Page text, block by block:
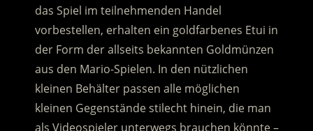
das Spiel im teilnehmenden Handel
vorbestellen, erhalten ein goldfarbenes Etui in
der Form der allseits bekannten Goldmünzen
aus den Mario-Spielen. In den nützlichen
kleinen Behälter passen alle möglichen
kleinen Gegenstände stilecht hinein, die man
als Videospieler unterwegs brauchen könnte –